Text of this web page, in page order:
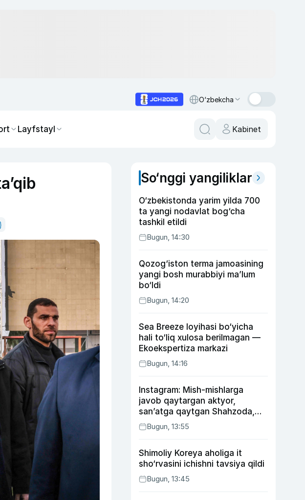
O‘zbekcha
Layfstayl Kabinet
So‘nggi yangiliklar
O‘zbekistonda yarim yilda 700
ta yangi nodavlat bog‘cha
tashkil etildi
Bugun, 14:30
Qozog‘iston terma jamoasining
yangi bosh murabbiyi ma’lum
bo‘ldi
Bugun, 14:20
Sea Breeze loyihasi bo‘yicha
hali to‘liq xulosa berilmagan —
Ekoekspertiza markazi
Bugun, 14:16
Instagram: Mish-mishlarga
javob qaytargan aktyor,
san’atga qaytgan Shahzoda,
yo‘lga asfalt yotqizgan
Jahongir Otajonov
Bugun, 13:55
Shimoliy Koreya aholiga it
sho‘rvasini ichishni tavsiya qildi
Bugun, 13:45